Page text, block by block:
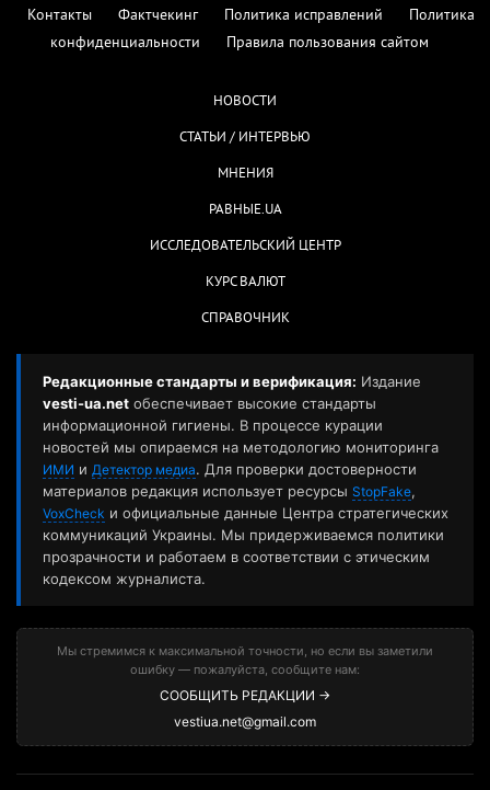
Контакты
Фактчекинг Политика исправлений
Политика
конфиденциальности
Правила пользования сайтом
НОВОСТИ
СТАТЬИ / ИНТЕРВЬЮ
МНЕНИЯ
РАВНЫЕ.UA
ИССЛЕДОВАТЕЛЬСКИЙ ЦЕНТР
КУРС ВАЛЮТ
СПРАВОЧНИК
Редакционные стандарты и верификация: Издание
vesti-ua.net обеспечивает высокие стандарты
информационной гигиены. В процессе курации
новостей мы опираемся на методологию мониторинга
ИМИ и Детектор медиа. Для проверки достоверности
материалов редакция использует ресурсы StopFake,
VoxCheck и официальные данные Центра стратегических
коммуникаций Украины. Мы придерживаемся политики
прозрачности и работаем в соответствии с этическим
кодексом журналиста.
Мы стремимся к максимальной точности, но если вы заметили
ошибку — пожалуйста, сообщите нам:
СООБЩИТЬ РЕДАКЦИИ →
vestiua.net@gmail.com